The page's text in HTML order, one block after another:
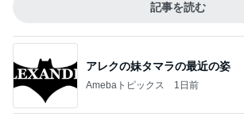
記事を読む
アレクの妹タマラの最近の姿
Amebaトピックス 1日前